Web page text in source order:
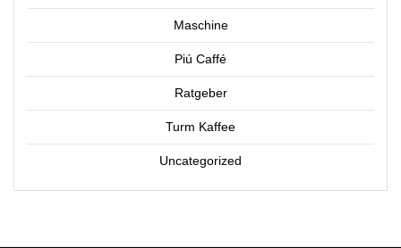
Maschine
Piú Caffé
Ratgeber
Turm Kaffee
Uncategorized